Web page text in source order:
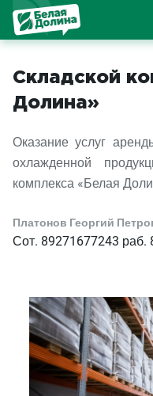
Складской
Долина»
Оказание услуг
охлажденной
комплекса «Белая
Платонов Георгий
Сот. 89271677243 раб.